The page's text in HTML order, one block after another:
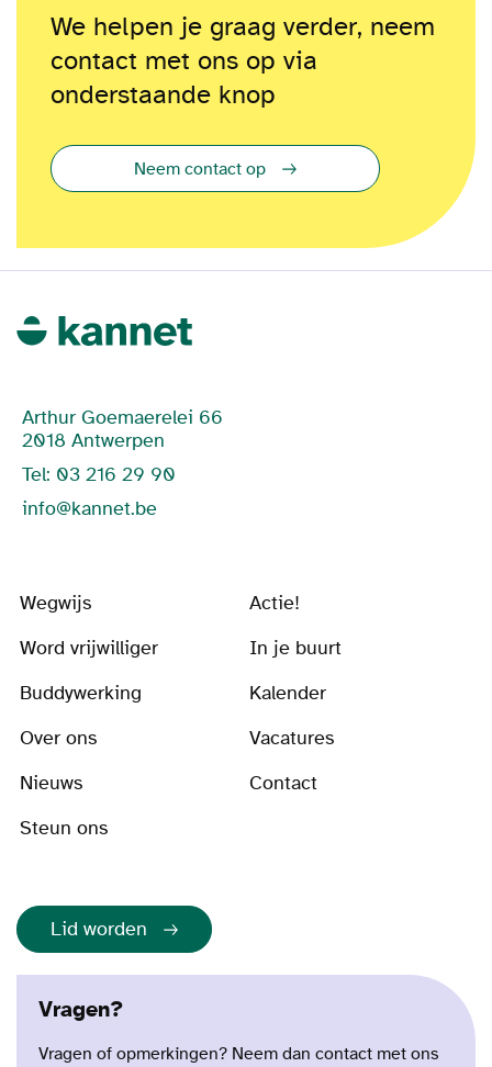
We helpen je graag verder, neem
contact met ons op via
onderstaande knop
Neem contact op
Arthur Goemaerelei 66
2018 Antwerpen
Tel: 03 216 29 90
info@kannet.be
Wegwijs
Actie!
Word vrijwilliger
In je buurt
Buddywerking
Kalender
Over ons
Vacatures
Nieuws
Contact
Steun ons
Lid worden
Vragen?
Vragen of opmerkingen? Neem dan contact met ons